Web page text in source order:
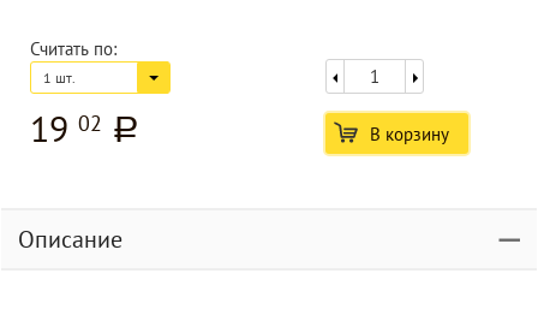
Считать по:
1 шт.
19 02 a В корзину
Описание